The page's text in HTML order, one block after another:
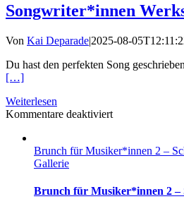
Songwriter*innen
Von Kai Deparade|2025-08-
Du hast den perfekten Song
[…]
Weiterlesen
Kommentare deaktiviertfür
Nr.
Brunch für Musiker*innen 2 –
Gallerie
Brunch für Musiker*innen 2 –